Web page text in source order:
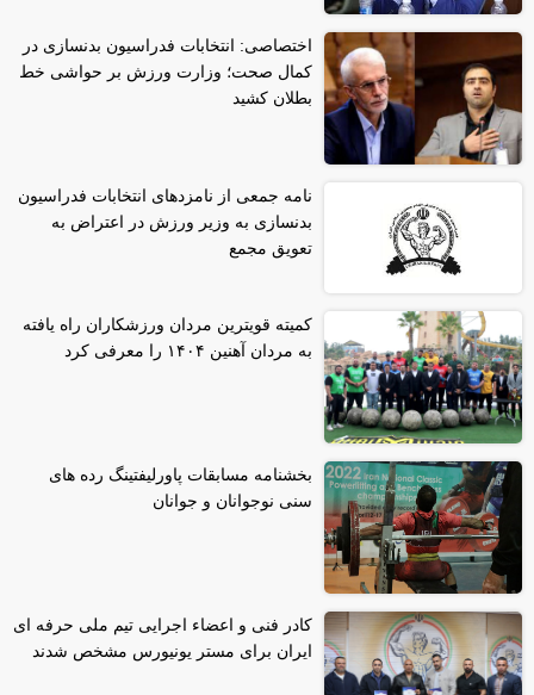
اختصاصی: انتخابات فدراسیون بدنسازی در
کمال صحت؛ وزارت ورزش بر حواشی خط
بطلان کشید
نامه جمعی از نامزدهای انتخابات فدراسیون
بدنسازی به وزیر ورزش در اعتراض به
تعویق مجمع
کمیته قویترین مردان ورزشکاران راه یافته
به مردان آهنین ۱۴۰۴ را معرفی کرد
بخشنامه مسابقات پاورلیفتینگ رده های
سنی نوجوانان و جوانان
کادر فنی و اعضاء اجرایی تیم ملی حرفه ای
ایران برای مستر یونیورس مشخص شدند